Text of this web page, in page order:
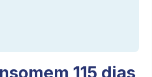
115 dias